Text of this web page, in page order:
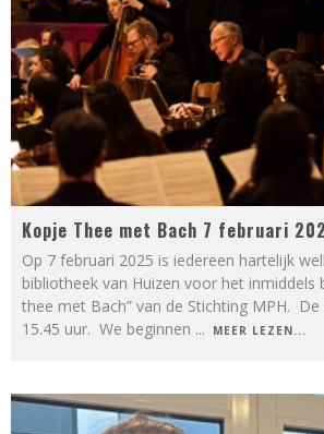
Kopje Thee met Bach 7 februari
Op 7 februari 2025 is iedereen hartelijk
bibliotheek van Huizen voor het inmiddels
thee met Bach” van de Stichting MPH.
15.45 uur. We beginnen ... MEER LEZEN...